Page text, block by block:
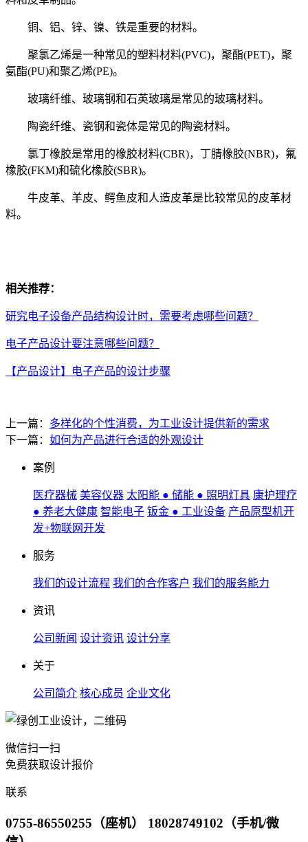
铜、铝、锌、镍、铁是重要的材料。
聚氯乙烯是一种常见的塑料材料(PVC)，聚酯(PET)，聚
氨酯(PU)和聚乙烯(PE)。
玻璃纤维、玻璃钢和石英玻璃是常见的玻璃材料。
陶瓷纤维、瓷钢和瓷体是常见的陶瓷材料。
氯丁橡胶是常用的橡胶材料(CBR)，丁腈橡胶(NBR)，氟
橡胶(FKM)和硫化橡胶(SBR)。
牛皮革、羊皮、鳄鱼皮和人造皮革是比较常见的皮革材
料。
相关推荐：
研究电子设备产品结构设计时，需要考虑哪些问题？
电子产品设计要注意哪些问题？
【产品设计】电子产品的设计步骤
上一篇： 多样化的个性消费，为工业设计提供新的需求
下一篇： 如何为产品进行合适的外观设计
案例
医疗器械 美容仪器 太阳能 ● 储能 ● 照明灯具 康护理疗
● 养老大健康 智能电子 钣金 ● 工业设备 产品原型机开
发+物联网开发
服务
我们的设计流程 我们的合作客户 我们的服务能力
资讯
公司新闻 设计资讯 设计分享
关于
公司简介 核心成员 企业文化
微信扫一扫
免费获取设计报价
联系
0755-86550255（座机） 18028749102（手机/微